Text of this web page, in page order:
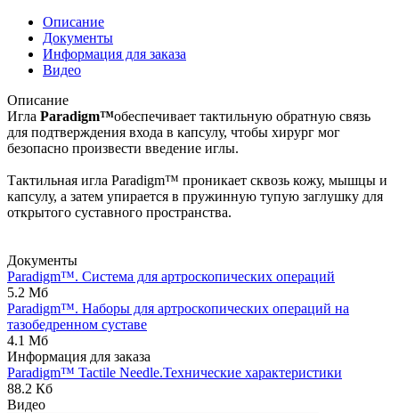
Описание
Документы
Информация для заказа
Видео
Описание
Игла Paradigm™обеспечивает тактильную обратную связь
для подтверждения входа в капсулу, чтобы хирург мог
безопасно произвести введение иглы.
Тактильная игла Paradigm™ проникает сквозь кожу, мышцы и
капсулу, а затем упирается в пружинную тупую заглушку для
открытого суставного пространства.
Документы
Paradigm™. Система для артроскопических операций
5.2 Мб
Paradigm™. Наборы для артроскопических операций на
тазобедренном суставе
4.1 Мб
Информация для заказа
Paradigm™ Tactile Needle.Технические характеристики
88.2 Кб
Видео